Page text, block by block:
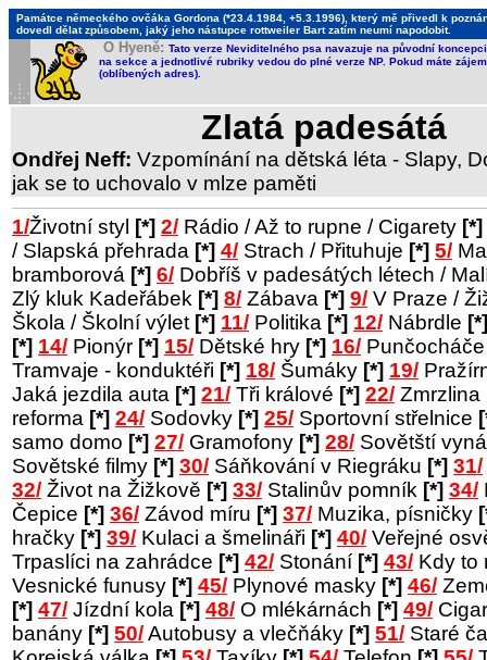
Památce německého ovčáka Gordona (*23.4.1984, +5.3.1996), který mě přivedl k
dovedl dělat způsobem, jaký jeho nástupce rottweiler Bart zatím neumí napodobit.
O Hyeně: Tato verze Neviditelného psa navazuje na původní
na sekce a jednotlivé rubriky vedou do plné verze NP. Pokud máte
(oblíbených adres).
Zlatá padesátá
Ondřej Neff: Vzpomínání na dětská léta - Slapy,
jak se to uchovalo v mlze paměti
1/Životní styl [*] 2/ Rádio / Až to rupne / Cigarety [*]
/ Slapská přehrada [*] 4/ Strach / Přituhuje [*] 5/
bramborová [*] 6/ Dobříš v padesátých létech /
Zlý kluk Kadeřábek [*] 8/ Zábava [*] 9/ V Praze /
Škola / Školní výlet [*] 11/ Politika [*] 12/ Nábrdle [*]
[*] 14/ Pionýr [*] 15/ Dětské hry [*] 16/
Tramvaje - konduktéři [*] 18/ Šumáky [*] 19/
Jaká jezdila auta [*] 21/ Tři králové [*] 22/ Zmrzlina
reforma [*] 24/ Sodovky [*] 25/ Sportovní střelnice
samo domo [*] 27/ Gramofony [*] 28/ Sovětští
Sovětské filmy [*] 30/ Sáňkování v Riegráku [*] 31/
32/ Život na Žižkově [*] 33/ Stalinův pomník [*] 34/
Čepice [*] 36/ Závod míru [*] 37/ Muzika, písničky
hračky [*] 39/ Kulaci a šmelináři [*] 40/ Veřejné
Trpaslíci na zahrádce [*] 42/ Stonání [*] 43/ Kdy to
Vesnické funusy [*] 45/ Plynové masky [*] 46/
[*] 47/ Jízdní kola [*] 48/ O mlékárnách [*] 49/
banány [*] 50/Autobusy a vlečňáky [*] 51/ Staré